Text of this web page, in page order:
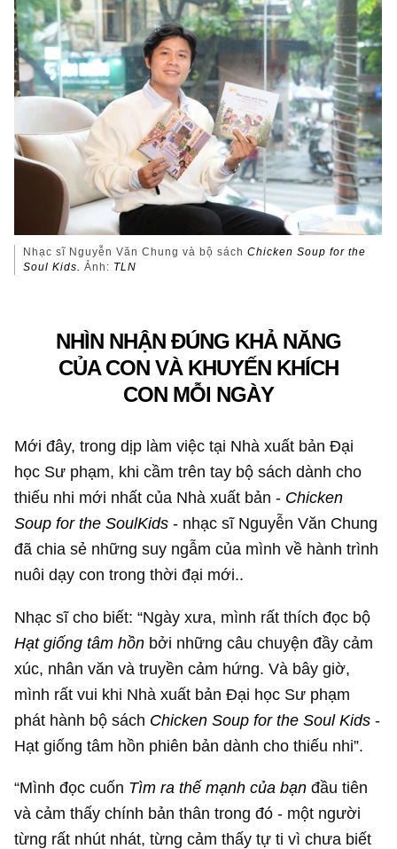
Nhạc sĩ Nguyễn Văn Chung và bộ sáchChicken Soup for the
Soul Kids.Ảnh: TLN
NHÌN NHẬN ĐÚNG KHẢ NĂNG
CỦA CON VÀ KHUYẾN KHÍCH
CON MỖI NGÀY
Mới đây, trong dịp làm việc tại Nhà xuất bản Đại
học Sư phạm, khi cầm trên tay bộ sách dành cho
thiếu nhi mới nhất của Nhà xuất bản - Chicken
Soup for the SoulKids- nhạc sĩ Nguyễn Văn Chung
đã chia sẻ những suy ngẫm của mình về hành trình
nuôi dạy con trong thời đại mới..
Nhạc sĩ cho biết: “Ngày xưa, mình rất thích đọc bộ
Hạt giống tâm hồn bởi những câu chuyện đầy cảm
xúc, nhân văn và truyền cảm hứng. Và bây giờ,
mình rất vui khi Nhà xuất bản Đại học Sư phạm
phát hành bộ sách Chicken Soup for the Soul Kids-
Hạt giống tâm hồn phiên bản dành cho thiếu nhi”.
“Mình đọc cuốn Tìm ra thế mạnh của bạn đầu tiên
và cảm thấy chính bản thân trong đó - một người
từng rất nhút nhát, từng cảm thấy tự ti vì chưa biết